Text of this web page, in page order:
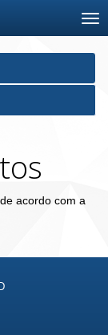
acordo com a